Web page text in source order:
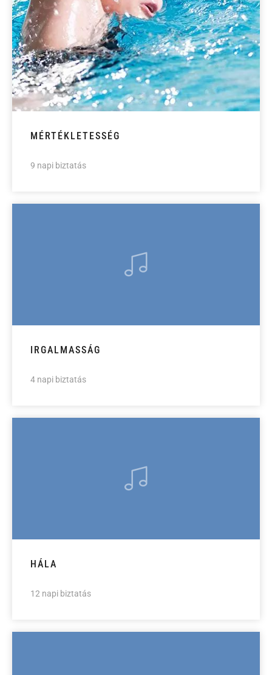
MÉRTÉKLETESSÉG
9 napi biztatás
IRGALMASSÁG
4 napi biztatás
HÁLA
12 napi biztatás